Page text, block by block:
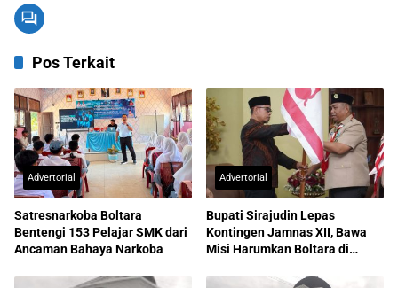
Pos Terkait
Advertorial
Satresnarkoba Boltara
Bentengi 153 Pelajar SMK dari
Ancaman Bahaya Narkoba
Advertorial
Bupati Sirajudin Lepas
Kontingen Jamnas XII, Bawa
Misi Harumkan Boltara di